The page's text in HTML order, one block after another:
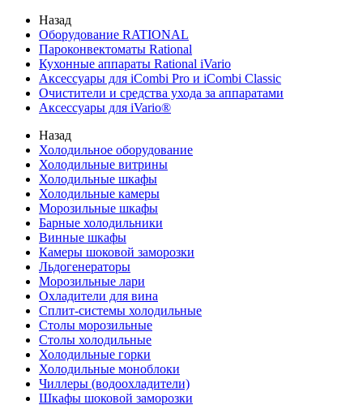
Назад
Оборудование RATIONAL
Пароконвектоматы Rational
Кухонные аппараты Rational iVario
Аксессуары для iCombi Pro и iCombi Classic
Очистители и средства ухода за аппаратами
Аксессуары для iVario®
Назад
Холодильное оборудование
Холодильные витрины
Холодильные шкафы
Холодильные камеры
Морозильные шкафы
Барные холодильники
Винные шкафы
Камеры шоковой заморозки
Льдогенераторы
Морозильные лари
Охладители для вина
Сплит-системы холодильные
Столы морозильные
Столы холодильные
Холодильные горки
Холодильные моноблоки
Чиллеры (водоохладители)
Шкафы шоковой заморозки